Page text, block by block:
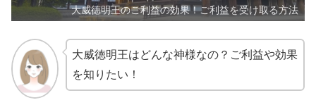
大威徳明王のご利益の効果！ご利益を受け取る方法
大威徳明王はどんな神様なの？ご利益や効果
を知りたい！